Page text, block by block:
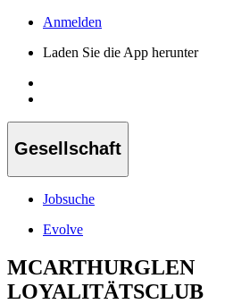
Anmelden
Laden Sie die App herunter
Gesellschaft
Jobsuche
Evolve
MCARTHURGLEN
LOYALITÄTSCLUB